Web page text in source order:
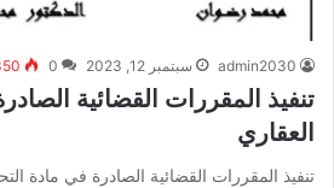
admin2030 سبتمبر 12, 2023 0
تنفيذ المقررات القضائية
العقاري
تنفيذ المقررات القضائية الصادرة في مادة